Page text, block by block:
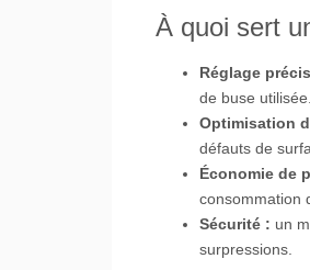
À quoi sert
Réglage
de buse utilisée.
Optimisation
défauts de
Économie de
consommation
Sécurité : un
surpressions.